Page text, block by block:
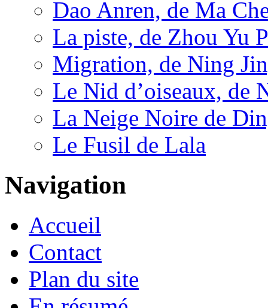
Dao Anren, de Ma
La piste, de Zhou Yu
Migration, de Ning
Le Nid d’oiseaux, de
La Neige Noire de
Le Fusil de Lala
Navigation
Accueil
Contact
Plan du site